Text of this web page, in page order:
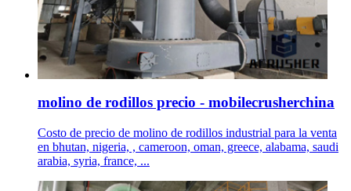
molino de rodillos precio - mobilecrusherchina
Costo de precio de molino de rodillos industrial para la venta
en bhutan, nigeria, , cameroon, oman, greece, alabama, saudi
arabia, syria, france, ...